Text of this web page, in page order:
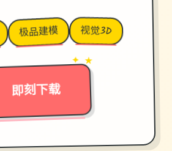
极品建模 视觉3D
即刻下载
→
✦ ★